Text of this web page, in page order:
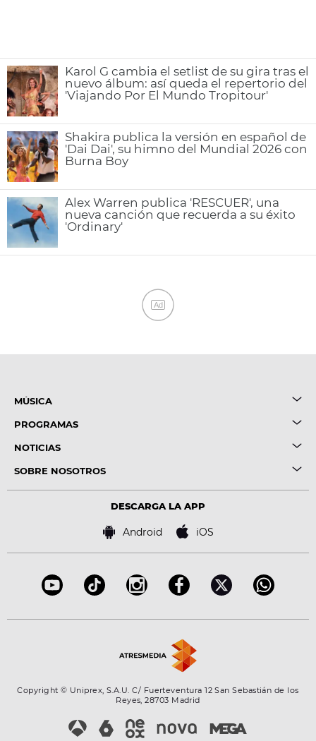
Karol G cambia el setlist de su gira tras el
nuevo álbum: así queda el repertorio del
'Viajando Por El Mundo Tropitour'
Shakira publica la versión en español de
'Dai Dai', su himno del Mundial 2026 con
Burna Boy
Alex Warren publica 'RESCUER', una
nueva canción que recuerda a su éxito
'Ordinary'
Ad
MÚSICA
PROGRAMAS
NOTICIAS
SOBRE NOSOTROS
DESCARGA LA APP
Android iOS
Copyright © Uniprex, S.A.U. C/ Fuerteventura 12 San Sebastián de los
Reyes, 28703 Madrid